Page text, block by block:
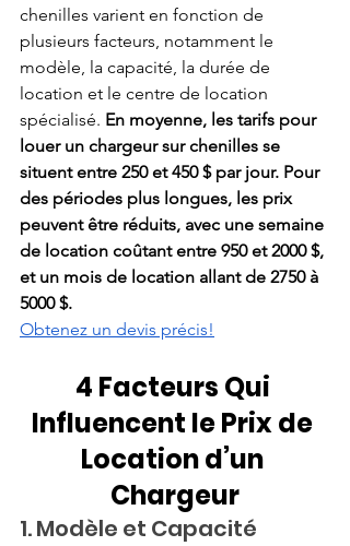
chenilles varient en fonction de
plusieurs facteurs, notamment le
modèle, la capacité, la durée de
location et le centre de location
spécialisé. En moyenne, les tarifs pour
louer un chargeur sur chenilles se
situent entre 250 et 450 $ par jour. Pour
des périodes plus longues, les prix
peuvent être réduits, avec une semaine
de location coûtant entre 950 et 2000 $,
et un mois de location allant de 2750 à
5000 $.
Obtenez un devis précis!
4 Facteurs Qui
Influencent le Prix de
Location d’un
Chargeur
1. Modèle et Capacité